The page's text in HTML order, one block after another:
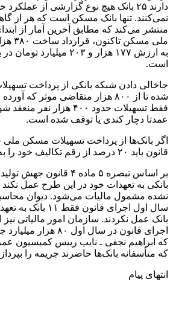
دارند ۲۵ بانک هیچ نوع گزارشی از
نمی‌کنند. تنها بانک مسکن است که هر از
منتشر می‌کند که مطابق آخرین آمار از
به ارزش ۱۷۷ هزار و ۲۰۳
است.
جاخالی دادن شبکه بانکی از پرداخت
شده تا از ۸۰۰ هزار متقاضی موثر که
فقط تسهیلات حدود ۴۰۰ هزار
عمدتا دچار کندی یا توقف شده است.
اگر بانک‌ها از پرداخت تسهیلات مسکن ملی
قانون باید ۲۰ درصد از رقم تکالیف خود را به عنوان جریمه بپردازند.
بر اساس تبصره ۵ ماده ۴
نشده مشمول مالیات می‌شود. دیوان
بانک عمل نکردند. سازمان امور مالیاتی نیز
اجرای قانون در سال اول
که ابراهیم نجفی ـ نایب رییس کمیسیون
که متأسفانه بانک‌ها حاضرند جریمه را
انتهای پیام